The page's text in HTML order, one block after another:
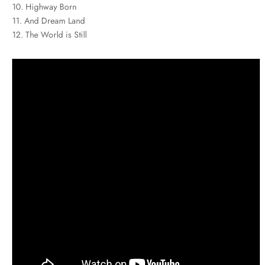
10. Highway Born
11. And Dream Land
12. The World is Still